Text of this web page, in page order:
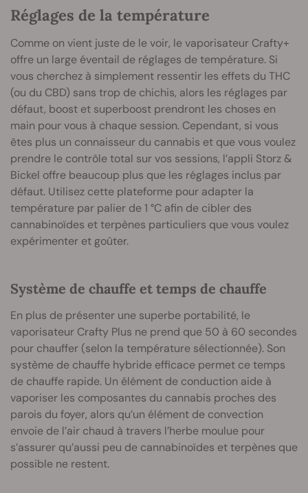
Réglages de la température
Comme on vient juste de le voir, le vaporisateur Crafty+
offre un large éventail de réglages de température. Si
vous cherchez à simplement ressentir les effets du THC
(ou du CBD) sans trop de chichis, alors les réglages par
défaut, boost et superboost prendront les choses en
main pour vous à chaque session. Cependant, si vous
êtes plus un connaisseur du cannabis et que vous voulez
prendre le contrôle total sur vos sessions, l’appli Storz &
Bickel offre beaucoup plus que les réglages inclus par
défaut. Utilisez cette plateforme pour adapter la
température par palier de 1 °C afin de cibler des
cannabinoïdes et terpènes particuliers que vous voulez
expérimenter et goûter.
Système de chauffe et temps de chauffe
En plus de présenter une superbe portabilité, le
vaporisateur Crafty Plus ne prend que 50 à 60 secondes
pour chauffer (selon la température sélectionnée). Son
système de chauffe hybride efficace permet ce temps
de chauffe rapide. Un élément de conduction aide à
vaporiser les composantes du cannabis proches des
parois du foyer, alors qu’un élément de convection
envoie de l’air chaud à travers l’herbe moulue pour
s’assurer qu’aussi peu de cannabinoïdes et terpènes que
possible ne restent.